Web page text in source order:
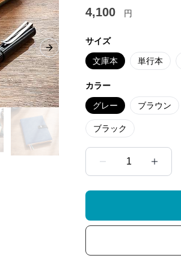
Next slide
4,100 円
サイズ
文庫本 単行本
カラー
グレー ブラウン
ブラック
1